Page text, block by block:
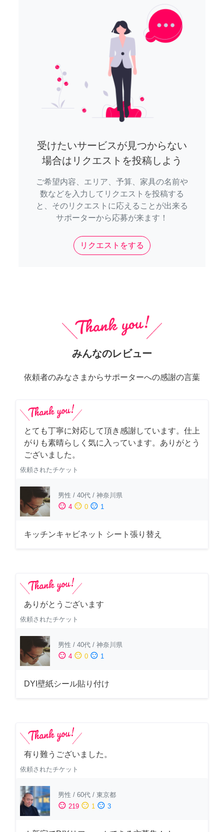
受けたいサービスが見つからない
場合はリクエストを投稿しよう
ご希望内容、エリア、予算、家具の名前や
数などを入力してリクエストを投稿する
と、そのリクエストに応えることが出来る
サポーターから応募が来ます！
リクエストをする
みんなのレビュー
依頼者のみなさまからサポーターへの感謝の言葉
とても丁寧に対応して頂き感謝しています。仕上
がりも素晴らしく気に入っています。ありがとう
ございました。
依頼されたチケット
男性 / 40代 / 神奈川県
sentiment_satisfied 4 sentiment_neutral 0 sentiment_dissatisfied 1
キッチンキャビネット シート張り替え
ありがとうございます
依頼されたチケット
男性 / 40代 / 神奈川県
sentiment_satisfied 4 sentiment_neutral 0 sentiment_dissatisfied 1
DYI壁紙シール貼り付け
有り難うございました。
依頼されたチケット
男性 / 60代 / 東京都
sentiment_satisfied 219 sentiment_neutral 1 sentiment_dissatisfied 3